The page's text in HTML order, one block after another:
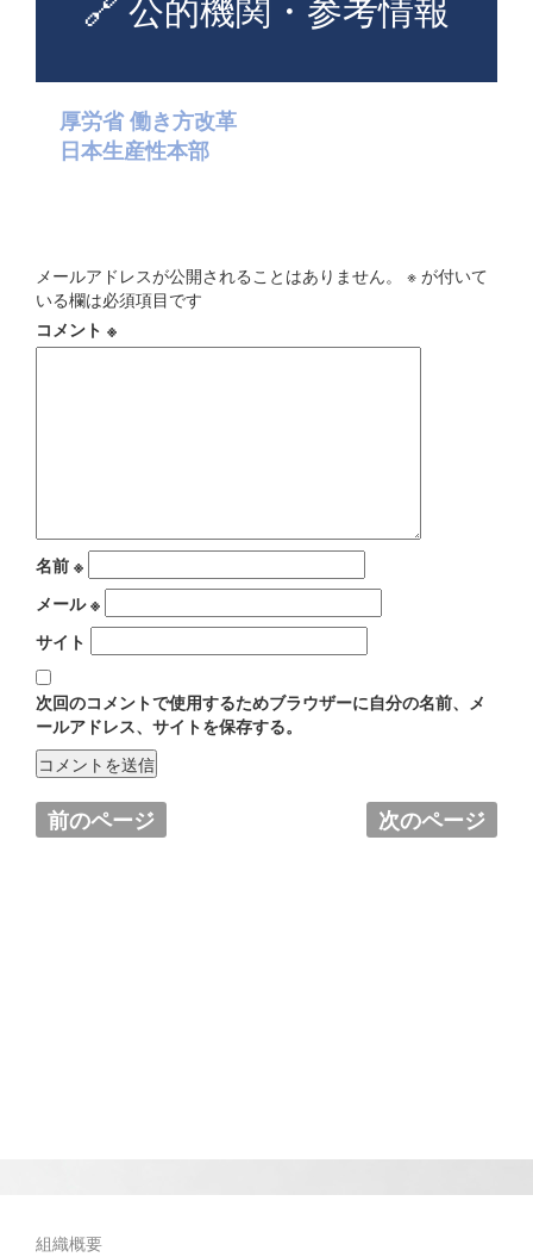
厚労省 働き方改革
日本生産性本部
メールアドレスが公開されることはありません。 ※ が付いて
いる欄は必須項目です
コメント ※
名前 ※
メール※
サイト
次回のコメントで使用するためブラウザーに自分の名前、メ
ールアドレス、サイトを保存する。
前のページ 次のページ
組織概要